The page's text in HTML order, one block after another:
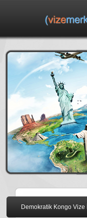
Demokratik Kongo Vize